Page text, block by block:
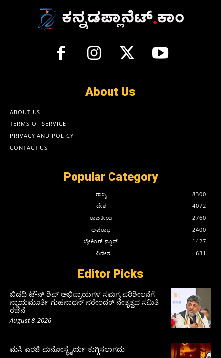
About Us
ABOUT US
TERMS OF SERVICE
PRIVACY AND POLICY
CONTACT US
Popular Category
ರಾಜ್ಯ
8300
ದೇಶ
4072
ರಾಜಕೀಯ
2760
ಅಪರಾಧ
2400
ಬ್ರೇಕಿಂಗ್ ನ್ಯೂಸ್
1427
ವಿದೇಶ
631
Editor Picks
ಬಿಡದಿ ಟೌನ್ ಶಿಪ್ ಅಭಿಪ್ರಾಯಗಳ ಸಮಗ್ರ ಪರಿಶೀಲನೆಗೆ
ನ್ಯಾಯಮೂರ್ತಿ ಗುಹನಾಥನ್ ನರೇಂದರ್ ನೇತೃತ್ವದ ಸಮಿತಿ
ರಚನೆ
August 8, 2026
ಮಸಿ ಎರಚಿ ಮನೋಸ್ಥೈರ್ಯ ಕುಗ್ಗಿಸಲಾಗದು